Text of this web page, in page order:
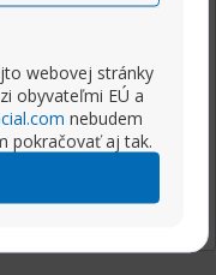
webovej stránky
obyvateľmi EÚ a
nebudem
pokračovať aj tak.
účtu, ktorý nemá
veľmi vysokou
agresiu.
PAMM účet,
v priebežnom
celkovej hodnoty